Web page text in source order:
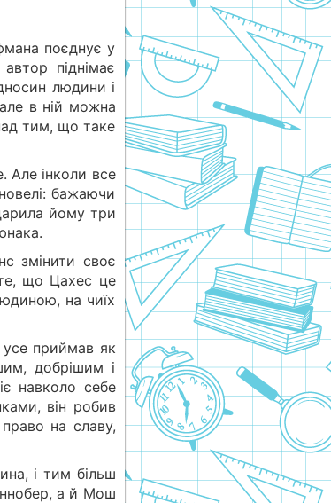
поєднує у
піднімає
людини і
в ній можна
тим, що таке
Але інколи все
бажаючи
йому три
змінити своє
що Цахес це
на чиїх
приймав як
добрішим і
навколо себе
він робив
на славу,
і тим більш
а й Мош